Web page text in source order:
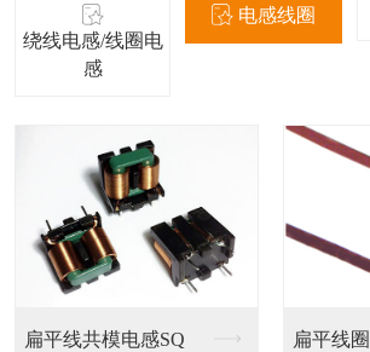
绕线电感/线圈电
感
电感线圈
磁胶电感NR 叠层电感